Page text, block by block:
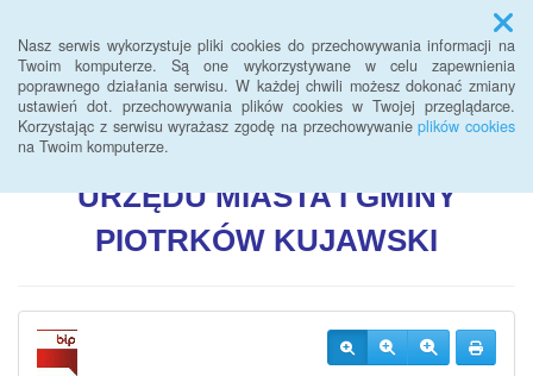
Nasz serwis wykorzystuje pliki cookies do przechowywania informacji na
Twoim komputerze. Są one wykorzystywane w celu zapewnienia
poprawnego działania serwisu. W każdej chwili możesz dokonać zmiany
ustawień dot. przechowywania plików cookies w Twojej przeglądarce.
Korzystając z serwisu wyrażasz zgodę na przechowywanieplików cookies
na Twoim komputerze.
Menu
BIULETYN INFORMACJI
URZĘDUMIASTA I GMINY
PIOTRKÓW KUJAWSKI